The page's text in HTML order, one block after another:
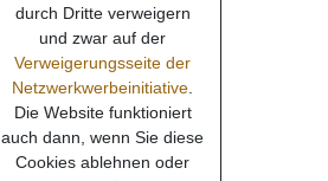
durch Dritte verweigern
und zwar auf der
Verweigerungsseite der
Netzwerkwerbeinitiative
Die Website funktioniert
auch dann, wenn Sie diese
Cookies ablehnen oder